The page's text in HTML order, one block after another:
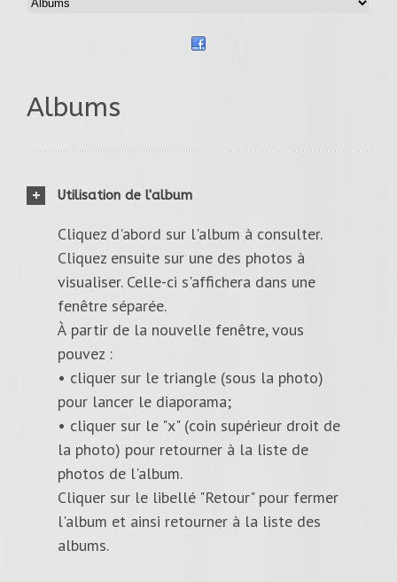
Albums
Utilisation de l'album
Cliquez d'abord sur l'album à consulter.
Cliquez ensuite sur une des photos à
visualiser. Celle-ci s'affichera dans une
fenêtre séparée.
À partir de la nouvelle fenêtre, vous
pouvez :
• cliquer sur le triangle (sous la photo)
pour lancer le diaporama;
• cliquer sur le "x" (coin supérieur droit de
la photo) pour retourner à la liste de
photos de l'album.
Cliquer sur le libellé "Retour" pour fermer
l'album et ainsi retourner à la liste des
albums.